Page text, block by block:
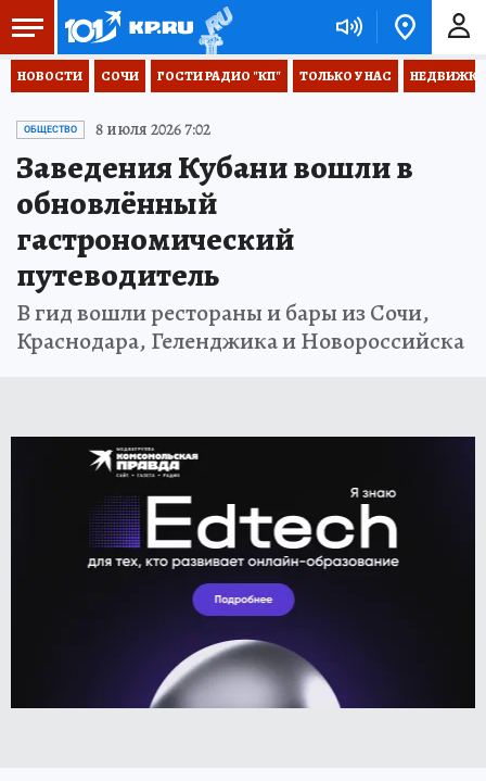
НОВОСТИ СОЧИ ГОСТИ РАДИО "КП" ТОЛЬКО У НАС НЕДВИЖКА
ОБЩЕСТВО 8 июля 2026 7:02
Заведения Кубани вошли в
обновлённый
гастрономический
путеводитель
В гид вошли рестораны и бары из Сочи,
Краснодара, Геленджика и Новороссийска